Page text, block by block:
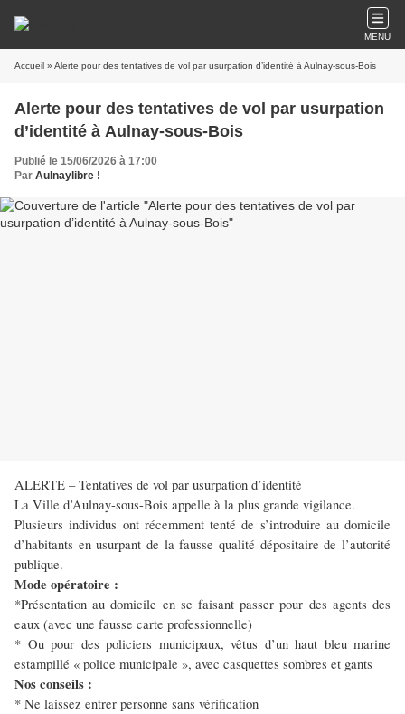
MENU
Accueil » Alerte pour des tentatives de vol par usurpation d’identité à Aulnay-sous-Bois
Alerte pour des tentatives de vol par usurpation
d’identité à Aulnay-sous-Bois
Publié le 15/06/2026 à 17:00
Par Aulnaylibre !
ALERTE – Tentatives de vol par usurpation d’identité
La Ville d’Aulnay-sous-Bois appelle à la plus grande vigilance.
Plusieurs individus ont récemment tenté de s’introduire au domicile
d’habitants en usurpant de la fausse qualité dépositaire de l’autorité
publique.
Mode opératoire :
*Présentation au domicile en se faisant passer pour des agents des
eaux (avec une fausse carte professionnelle)
* Ou pour des policiers municipaux, vêtus d’un haut bleu marine
estampillé « police municipale », avec casquettes sombres et gants
Nos conseils :
* Ne laissez entrer personne sans vérification